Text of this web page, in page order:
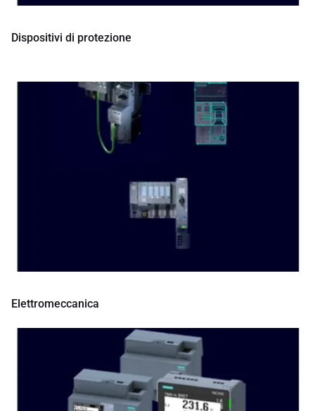
Dispositivi di protezione
Elettromeccanica